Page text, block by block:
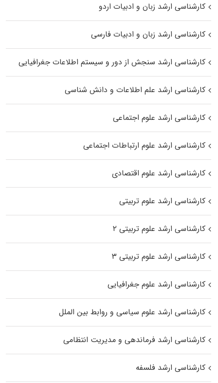
کارشناسی ارشد زبان و ادبیات اردو
کارشناسی ارشد زبان و ادبیات فارسی
کارشناسی ارشد سنجش از دور و سیستم اطلاعات جغرافیایی
کارشناسی ارشد علم اطلاعات و دانش شناسی
کارشناسی ارشد علوم اجتماعی
کارشناسی ارشد علوم ارتباطات اجتماعی
کارشناسی ارشد علوم اقتصادی
کارشناسی ارشد علوم تربیتی
کارشناسی ارشد علوم تربیتی ۲
کارشناسی ارشد علوم تربیتی ۳
کارشناسی ارشد علوم جغرافیایی
کارشناسی ارشد علوم سیاسی و روابط بین الملل
کارشناسی ارشد فرماندهی و مدیریت انتظامی
کارشناسی ارشد فلسفه